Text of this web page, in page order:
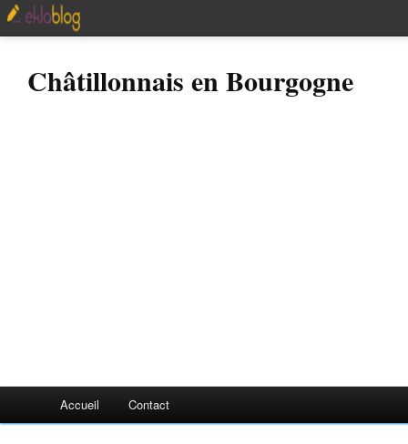
Châtillonnais en Bourgogne
Accueil Contact